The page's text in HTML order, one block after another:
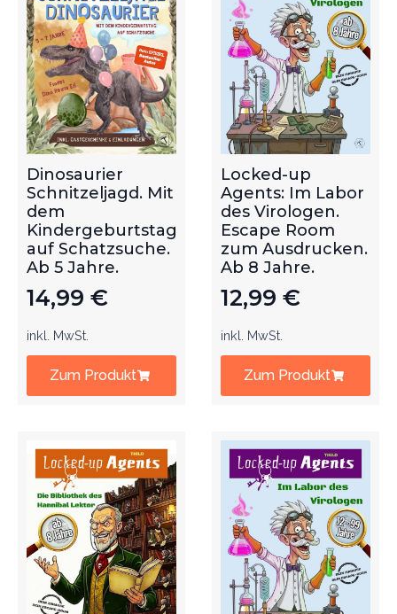
Dinosaurier
Schnitzeljagd. Mit
dem
Kindergeburtstag
auf Schatzsuche.
Ab 5 Jahre.
14,99 €
inkl. MwSt.
Zum Produkt
Locked-up
Agents: Im Labor
des Virologen.
Escape Room
zum Ausdrucken.
Ab 8 Jahre.
12,99 €
inkl. MwSt.
Zum Produkt